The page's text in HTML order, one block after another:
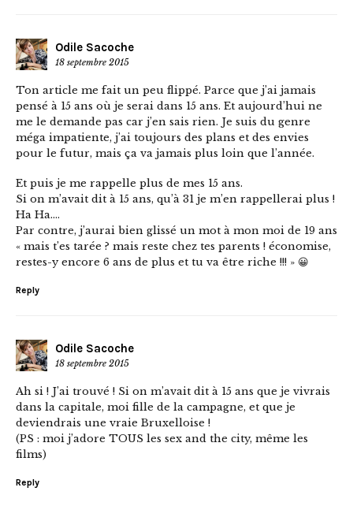
Odile Sacoche
18 septembre 2015
Ton article me fait un peu flippé. Parce que j’ai jamais
pensé à 15 ans où je serai dans 15 ans. Et aujourd’hui ne
me le demande pas car j’en sais rien. Je suis du genre
méga impatiente, j’ai toujours des plans et des envies
pour le futur, mais ça va jamais plus loin que l’année.
Et puis je me rappelle plus de mes 15 ans.
Si on m’avait dit à 15 ans, qu’à 31 je m’en rappellerai plus !
Ha Ha….
Par contre, j’aurai bien glissé un mot à mon moi de 19 ans
« mais t’es tarée ? mais reste chez tes parents ! économise,
restes-y encore 6 ans de plus et tu va être riche !!! » 😀
Reply
Odile Sacoche
18 septembre 2015
Ah si ! J’ai trouvé ! Si on m’avait dit à 15 ans que je vivrais
dans la capitale, moi fille de la campagne, et que je
deviendrais une vraie Bruxelloise !
(PS : moi j’adore TOUS les sex and the city, même les
films)
Reply